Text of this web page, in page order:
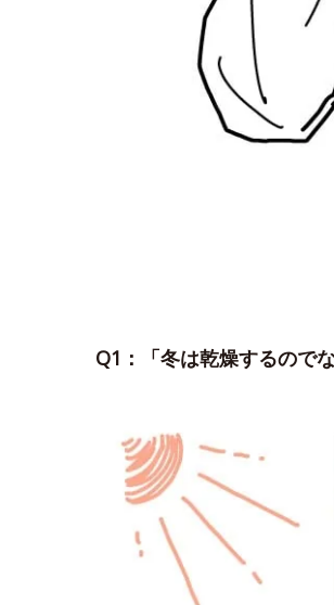
Q1：「冬は乾燥するので